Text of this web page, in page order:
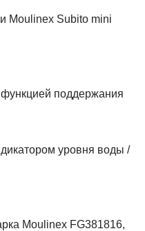
Moulinex Subito mini
Moulinex FG381816,